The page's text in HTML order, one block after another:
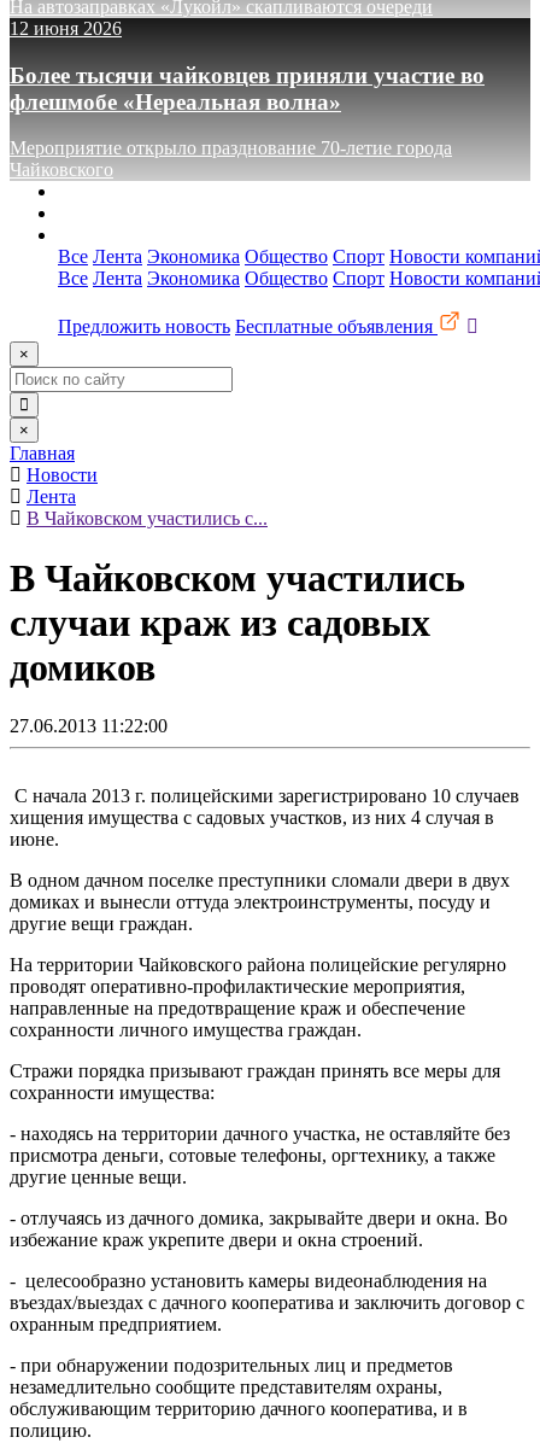
На автозаправках «Лукойл» скапливаются очереди
12 июня 2026
Более тысячи чайковцев приняли участие во
флешмобе «Нереальная волна»
Мероприятие открыло празднование 70-летие города
Чайковского
Все Лента Экономика Общество Спорт Новости
Все Лента Экономика Общество Спорт Новости
Предложить новость Бесплатные объявления
×
×
Главная
Новости
Лента
В Чайковском участились с...
В Чайковском участились
случаи краж из садовых
домиков
27.06.2013 11:22:00
С начала 2013 г. полицейскими зарегистрировано 10 случаев
хищения имущества с садовых участков, из них 4 случая в
июне.
В одном дачном поселке преступники сломали двери в двух
домиках и вынесли оттуда электроинструменты, посуду и
другие вещи граждан.
На территории Чайковского района полицейские регулярно
проводят оперативно-профилактические мероприятия,
направленные на предотвращение краж и обеспечение
сохранности личного имущества граждан.
Стражи порядка призывают граждан принять все меры для
сохранности имущества:
- находясь на территории дачного участка, не оставляйте без
присмотра деньги, сотовые телефоны, оргтехнику, а также
другие ценные вещи.
- отлучаясь из дачного домика, закрывайте двери и окна. Во
избежание краж укрепите двери и окна строений.
- целесообразно установить камеры видеонаблюдения на
въездах/выездах с дачного кооператива и заключить договор с
охранным предприятием.
- при обнаружении подозрительных лиц и предметов
незамедлительно сообщите представителям охраны,
обслуживающим территорию дачного кооператива, и в
полицию.